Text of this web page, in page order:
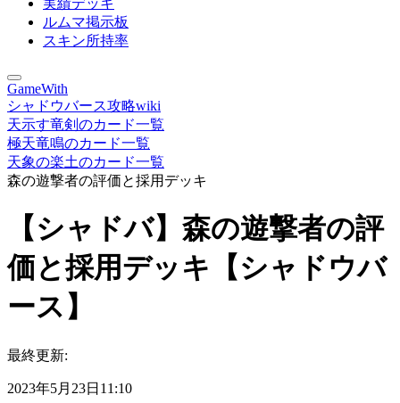
実績デッキ
ルムマ掲示板
スキン所持率
GameWith
シャドウバース攻略wiki
天示す竜剣のカード一覧
極天竜鳴のカード一覧
天象の楽土のカード一覧
森の遊撃者の評価と採用デッキ
【シャドバ】森の遊撃者の評
価と採用デッキ【シャドウバ
ース】
最終更新:
2023年5月23日11:10